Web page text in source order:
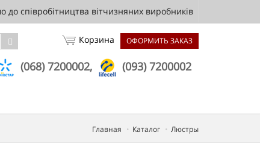
до співробітництва вітчизняних виробників
ОФОРМИТЬ ЗАКАЗ
Корзина
(068) 7200002, (093) 7200002
Главная Каталог Люстры